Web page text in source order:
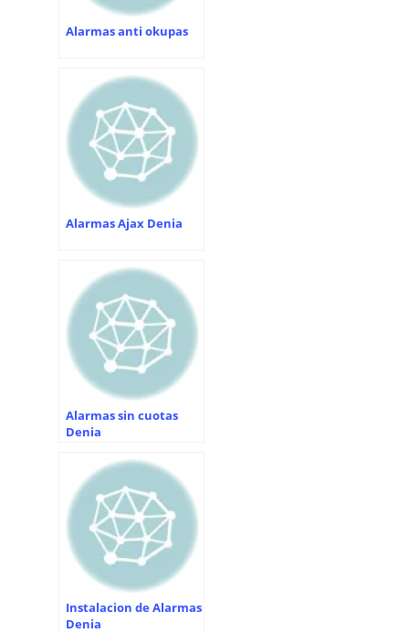
Alarmas anti okupas
Alarmas Ajax Denia
Alarmas sin cuotas
Denia
Instalacion de Alarmas
Denia